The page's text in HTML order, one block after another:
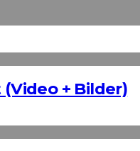
+ Bilder)